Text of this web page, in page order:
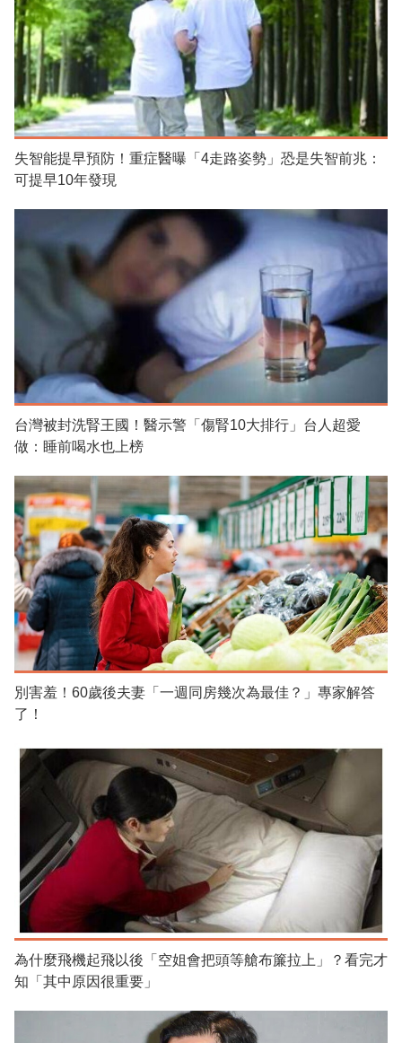
失智能提早預防！重症醫曝「4走路姿勢」恐是失智前兆：
可提早10年發現
台灣被封洗腎王國！醫示警「傷腎10大排行」台人超愛
做：睡前喝水也上榜
別害羞！60歲後夫妻「一週同房幾次為最佳？」專家解答
了！
為什麼飛機起飛以後「空姐會把頭等艙布簾拉上」？看完才
知「其中原因很重要」